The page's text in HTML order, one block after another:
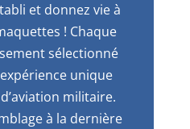
et donnez vie à
! Chaque
sélectionné
unique
militaire.
à la dernière